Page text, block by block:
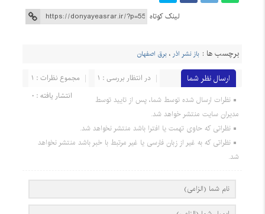
لینک کوتاه
برچسب ها : باز نشر اذر ،برق اصفهان
ارسال نظر شما مجموع نظرات : 1
در انتظار بررسی : 1
انتشار یافته : 0
نظرات ارسال شده توسط شما، پس از تایید توسط
مدیران سایت منتشر خواهد شد.
نظراتی که حاوی تهمت یا افترا باشد منتشر نخواهد شد.
نظراتی که به غیر از زبان فارسی یا غیر مرتبط با خبر باشد منتشر نخواهد
شد.